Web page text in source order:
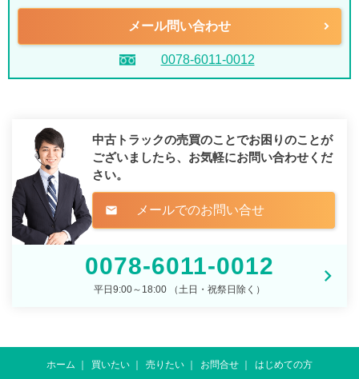
メール問い合わせ
0078-6011-0012
中古トラックの売買のことでお困りのことが
ございましたら、 お気軽にお問い合わせくだ
さい。
mail メールでのお問い合せ
0078-6011-0012
平日9:00～18:00 （土日・祝祭日除く）
ホーム 買いたい 売りたい お問合せ
はじめての方